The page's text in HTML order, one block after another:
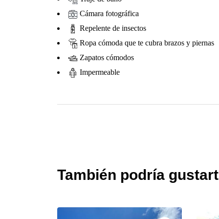
Cámara fotográfica
Repelente de insectos
Ropa cómoda que te cubra brazos y piernas
Zapatos cómodos
Impermeable
También podría